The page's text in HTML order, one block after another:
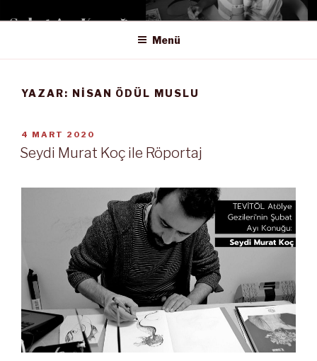
geçPASTEL TEVITÖL SANAT
Menü
YAZAR: NISAN ÖDÜL MUSLU
YAYIM
TARIHI
4 MART 2020
Seydi Murat Koç ile Röportaj